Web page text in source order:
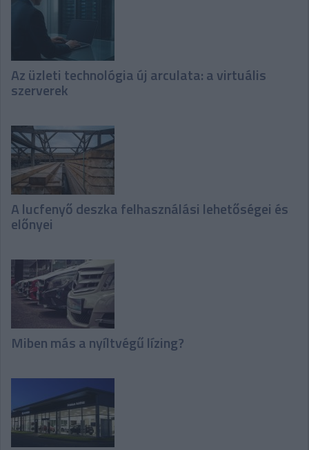
Az üzleti technológia új arculata: a virtuális
szerverek
A lucfenyő deszka felhasználási lehetőségei és
előnyei
Miben más a nyíltvégű lízing?